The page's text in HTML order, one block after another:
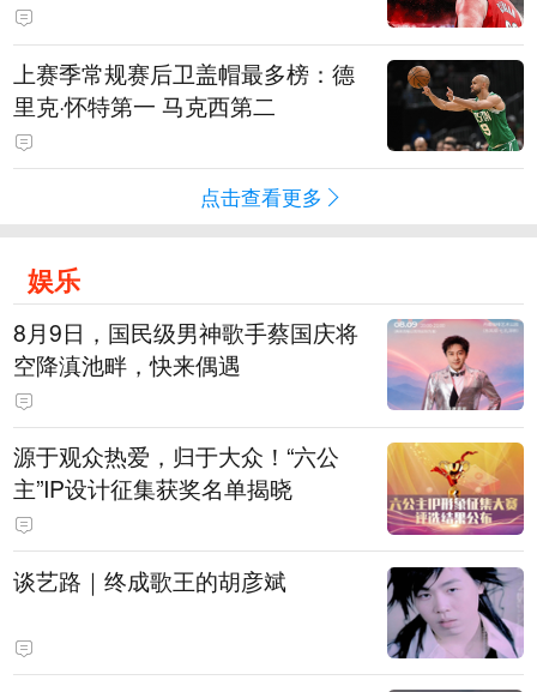
上赛季常规赛后卫盖帽最多榜：德
里克·怀特第一 马克西第二
点击查看更多
娱乐
8月9日，国民级男神歌手蔡国庆将
空降滇池畔，快来偶遇
源于观众热爱，归于大众！“六公
主”IP设计征集获奖名单揭晓
谈艺路｜终成歌王的胡彦斌